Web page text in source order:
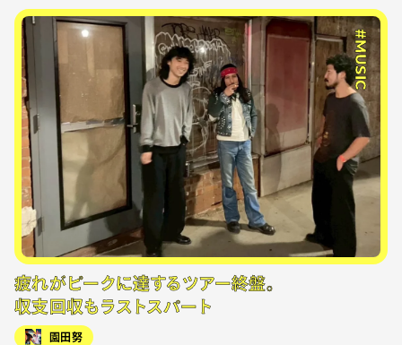
#MUSIC
疲れがピークに達するツアー終盤。
収支回収もラストスパート
園田努